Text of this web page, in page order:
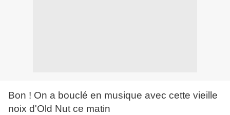
Bon ! On a bouclé en musique avec cette vieille
noix d'Old Nut ce matin